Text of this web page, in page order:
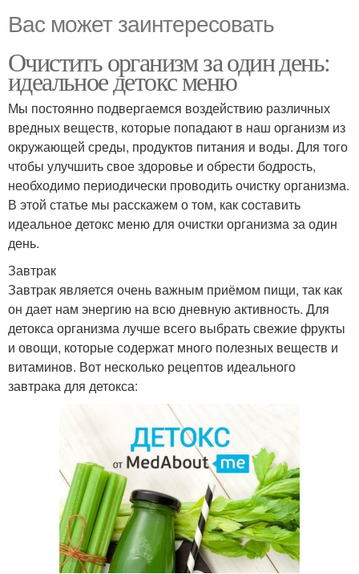
Вас может заинтересовать
Очистить организм за один день:
идеальное детокс меню
Мы постоянно подвергаемся воздействию различных
вредных веществ, которые попадают в наш организм из
окружающей среды, продуктов питания и воды. Для того
чтобы улучшить свое здоровье и обрести бодрость,
необходимо периодически проводить очистку организма.
В этой статье мы расскажем о том, как составить
идеальное детокс меню для очистки организма за один
день.
Завтрак
Завтрак является очень важным приёмом пищи, так как
он дает нам энергию на всю дневную активность. Для
детокса организма лучше всего выбрать свежие фрукты
и овощи, которые содержат много полезных веществ и
витаминов. Вот несколько рецептов идеального
завтрака для детокса: